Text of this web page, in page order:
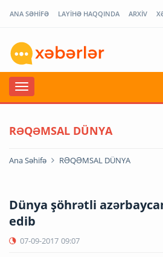
ANA SƏHİFƏ LAYİHƏ HAQQINDA ARXİV
RƏQƏMSAL DÜNYA
Ana Səhifə RƏQƏMSAL DÜNYA
Dünya şöhrətli
edib
07-09-2017 09:07